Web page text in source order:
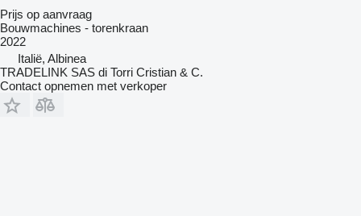
Prijs op aanvraag
Bouwmachines - torenkraan
2022
Italië, Albinea
TRADELINK SAS di Torri Cristian & C.
Contact opnemen met verkoper